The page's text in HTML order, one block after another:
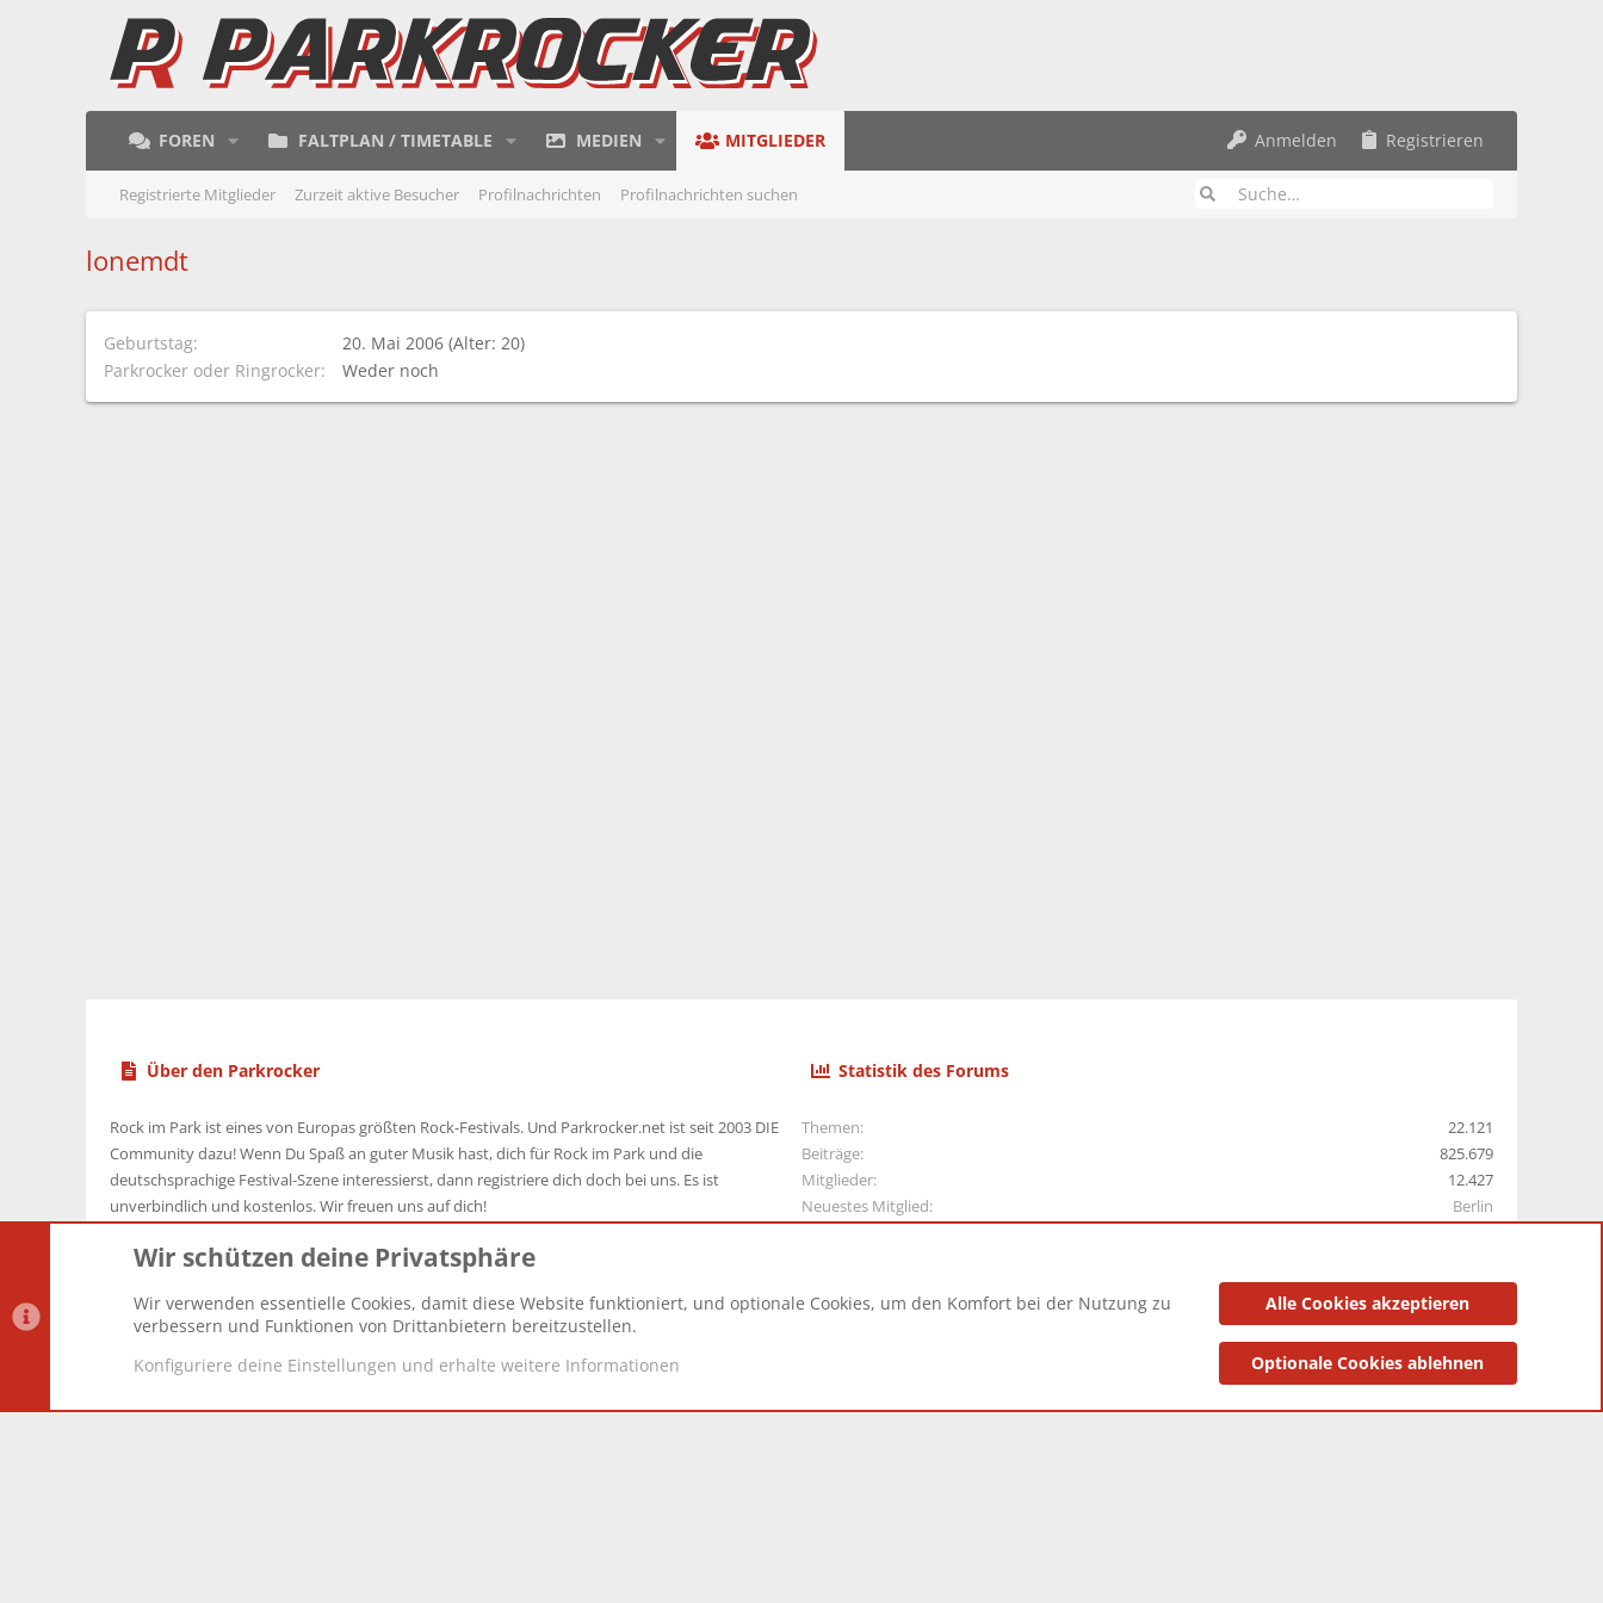
FOREN FALTPLAN / TIMETABLE MEDIEN MITGLIEDER Anmelden Registrieren
Registrierte Mitglieder Zurzeit aktive Besucher Profilnachrichten Profilnachrichten suchen
lonemdt
Geburtstag
20. Mai 2006 (Alter: 20)
Parkrocker oder Ringrocker
Weder noch
Über den Parkrocker
Rock im Park ist eines von Europas größten Rock-Festivals. Und Parkrocker.net ist seit 2003 DIE
Community dazu! Wenn Du Spaß an guter Musik hast, dich für Rock im Park und die
deutschsprachige Festival-Szene interessierst, dann registriere dich doch bei uns. Es ist
unverbindlich und kostenlos. Wir freuen uns auf dich!
Statistik des Forums
Themen
22.121
Beiträge
825.679
Mitglieder
12.427
Neuestes Mitglied
Berlin
Datenschutz-Einstellungen PR Light Deutsch [Du] Datenschutzerklärung Impressum
Wir schützen deine Privatsphäre
Wir verwenden essentielle Cookies, damit diese Website funktioniert, und optionale Cookies, um den Komfort bei der Nutzung zu
verbessern und Funktionen von Drittanbietern bereitzustellen.
Konfiguriere deine Einstellungen und erhalte weitere Informationen
Alle Cookies akzeptieren
Optionale Cookies ablehnen